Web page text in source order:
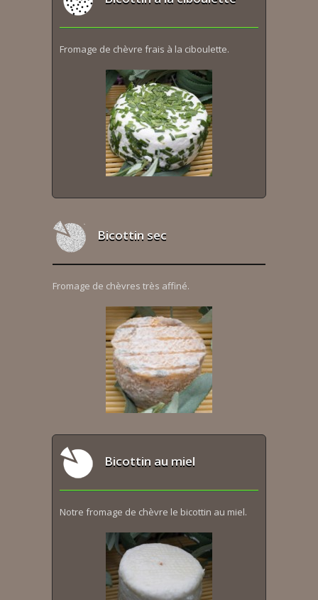
Fromage de chèvre frais à la ciboulette.
Bicottin sec
Fromage de chèvres très affiné.
Bicottin au miel
Notre fromage de chèvre le bicottin au miel.